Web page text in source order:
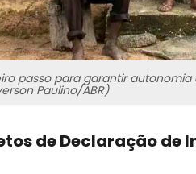
passo para garantir
Paulino/ABR)
de Declaração de